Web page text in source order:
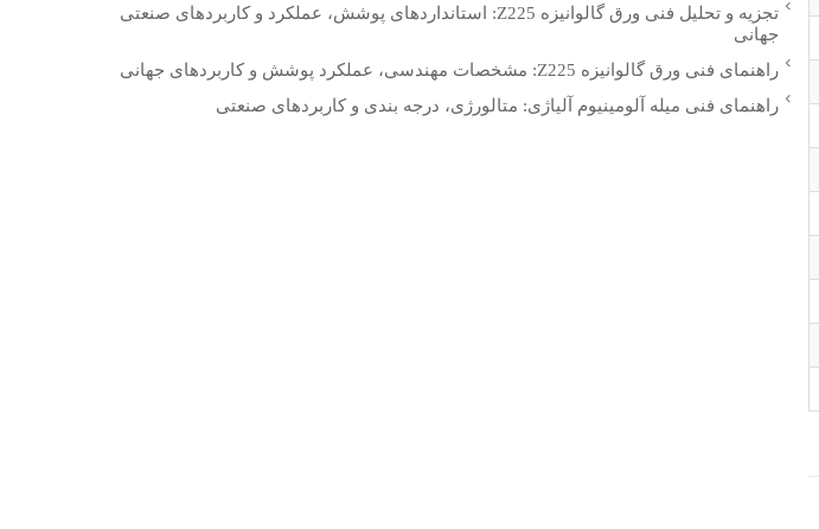
تجزیه و تحلیل فنی ورق گالوانیزه Z225: استانداردهای پوشش، عملکرد و کاربردهای صنعتی
جهانی
راهنمای فنی ورق گالوانیزه Z225: مشخصات مهندسی، عملکرد پوشش و کاربردهای جهانی
راهنمای فنی میله آلومینیوم آلیاژی: متالورژی، درجه بندی و کاربردهای صنعتی